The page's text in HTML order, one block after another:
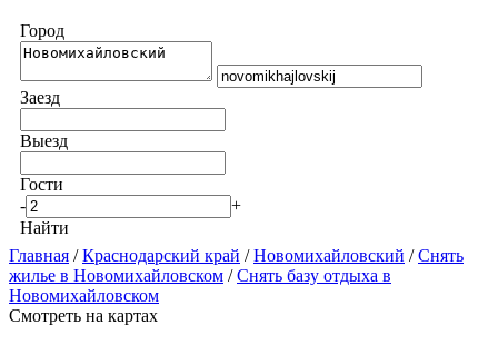
Город
Заезд
Выезд
Гости
-
+
Найти
Главная /Краснодарский край /Новомихайловский /Снять
жилье в Новомихайловском /Снять базу отдыха в
Новомихайловском
Смотреть на картах